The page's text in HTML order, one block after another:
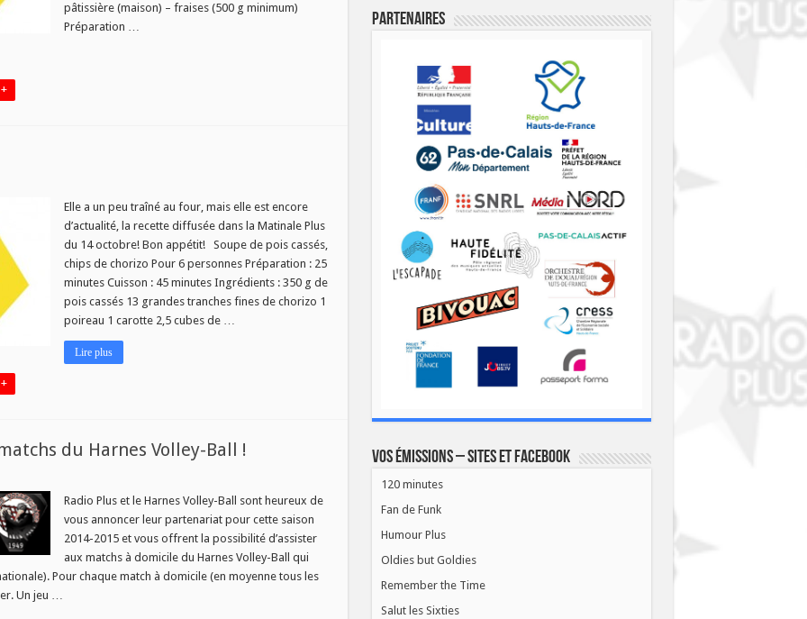
pâtissière (maison) – fraises (500 g minimum)
Préparation …
Elle a un peu traîné au four, mais elle est encore
d’actualité, la recette diffusée dans la Matinale Plus
du 14 octobre! Bon appétit! Soupe de pois cassés,
chips de chorizo Pour 6 personnes Préparation : 25
minutes Cuisson : 45 minutes Ingrédients : 350 g de
pois cassés 13 grandes tranches fines de chorizo 1
poireau 1 carotte 2,5 cubes de …
Lire plus
du Harnes Volley-Ball !
Radio Plus et le Harnes Volley-Ball sont heureux de
vous annoncer leur partenariat pour cette saison
2014-2015 et vous offrent la possibilité d’assister
aux matchs à domicile du Harnes Volley-Ball qui
Pour chaque match à domicile (en moyenne tous les
Un jeu …
Partenaires
Vos émissions – Sites et Facebook
120 minutes
Fan de Funk
Humour Plus
Oldies but Goldies
Remember the Time
Salut les Sixties